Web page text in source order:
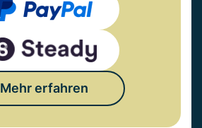
Mehr erfahren